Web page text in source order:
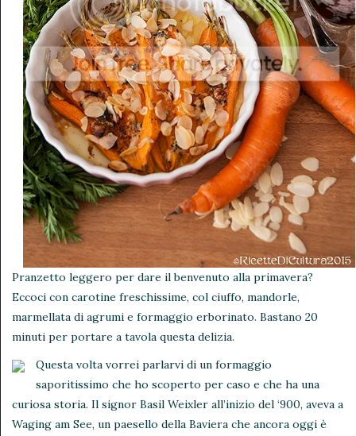
Pranzetto leggero per dare il benvenuto alla primavera?
Eccoci con carotine freschissime, col ciuffo, mandorle,
marmellata di agrumi e formaggio erborinato. Bastano 20
minuti per portare a tavola questa delizia.
Questa volta vorrei parlarvi di un formaggio
saporitissimo che ho scoperto per caso e che ha una
curiosa storia. Il signor Basil Weixler all’inizio del ‘900, aveva a
Waging am See, un paesello della Baviera che ancora oggi è